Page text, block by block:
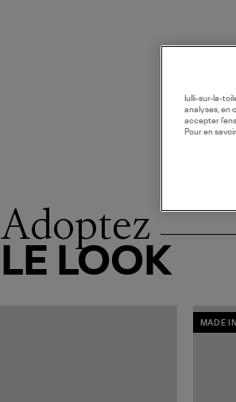
Adoptez
LE LOOK
MADE
lulli-sur-la-
analyses, en
accepter
Pour en